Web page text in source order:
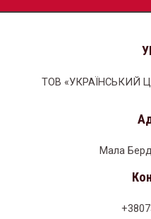
ТОВ «УКРАЇНСЬКИЙ
Мала